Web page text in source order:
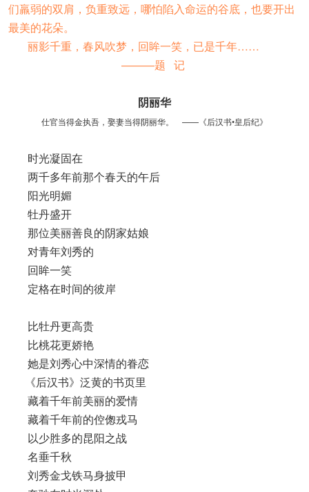
们羸弱的双肩，负重致远，哪怕陷入命运的谷底，也要开出
最美的花朵。
丽影千重，春风吹梦，回眸一笑，已是千年……
———题 记
阴丽华
仕官当得金执吾，娶妻当得阴丽华。 ——《后汉书•皇后纪》
时光凝固在
两千多年前那个春天的午后
阳光明媚
牡丹盛开
那位美丽善良的阴家姑娘
对青年刘秀的
回眸一笑
定格在时间的彼岸
比牡丹更高贵
比桃花更娇艳
她是刘秀心中深情的眷恋
《后汉书》泛黄的书页里
藏着千年前美丽的爱情
藏着千年前的倥偬戎马
以少胜多的昆阳之战
名垂千秋
刘秀金戈铁马身披甲